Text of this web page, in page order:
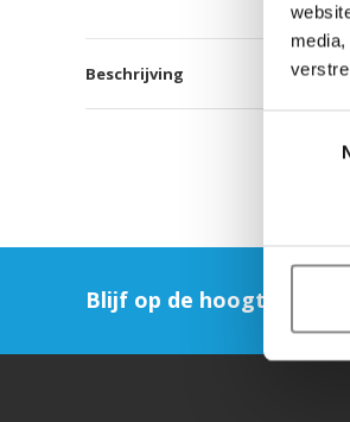
Beschrijving
Blijf op de hoogte en